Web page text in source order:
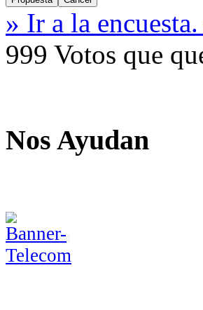
» Ir a la
999 Votos que
Nos Ayudan